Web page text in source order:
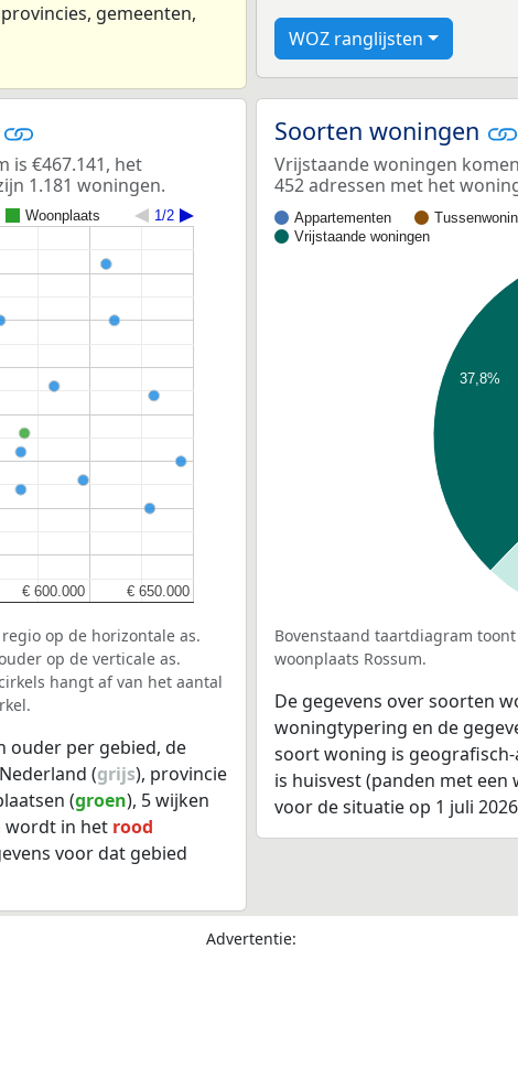
gemeenten,
WOZ ranglijsten
is €467.141, het
1.181 woningen.
Woonplaats 1/2
€ 600.000
€ 600.000 € 650.000
€ 650.000
op de horizontale as.
op de verticale as.
hangt af van het aantal
ouder per gebied, de
(grijs), provincie
(groen), 5 wijken
wordt in het rood
voor dat gebied
Soorten woningen
Vrijstaande woningen
452 adressen met het
Appartementen
Vrijstaande woningen
37,8%
Bovenstaand taartdiagram
woonplaats Rossum.
De gegevens over soorten
woningtypering en de
soort woning is
is huisvest (panden met
voor de situatie op 1 juli
Advertentie: